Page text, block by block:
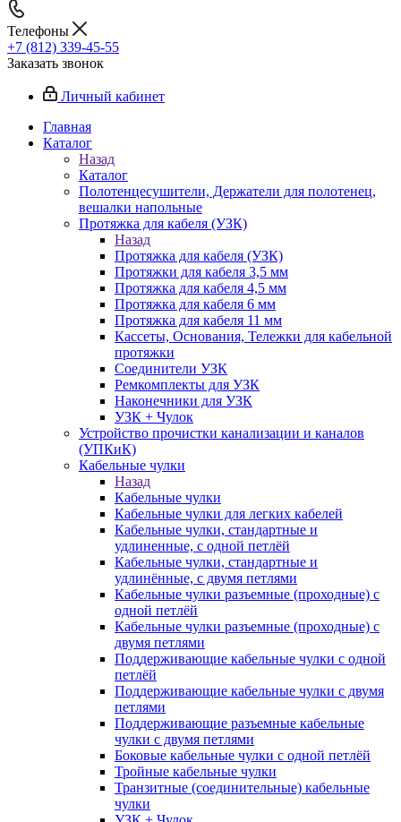
Телефоны
+7 (812) 339-45-55
Заказать звонок
Личный кабинет
Главная
Каталог
Назад
Каталог
Полотенцесушители, Держатели для полотенец,
вешалки напольные
Протяжка для кабеля (УЗК)
Назад
Протяжка для кабеля (УЗК)
Протяжки для кабеля 3,5 мм
Протяжка для кабеля 4,5 мм
Протяжка для кабеля 6 мм
Протяжка для кабеля 11 мм
Кассеты, Основания, Тележки для кабельной
протяжки
Соединители УЗК
Ремкомплекты для УЗК
Наконечники для УЗК
УЗК + Чулок
Устройство прочистки канализации и каналов
(УПКиК)
Кабельные чулки
Назад
Кабельные чулки
Кабельные чулки для легких кабелей
Кабельные чулки, стандартные и
удлиненные, с одной петлёй
Кабельные чулки, стандартные и
удлинённые, с двумя петлями
Кабельные чулки разъемные (проходные) с
одной петлёй
Кабельные чулки разъемные (проходные) с
двумя петлями
Поддерживающие кабельные чулки с одной
петлёй
Поддерживающие кабельные чулки с двумя
петлями
Поддерживающие разъемные кабельные
чулки с двумя петлями
Боковые кабельные чулки с одной петлёй
Тройные кабельные чулки
Транзитные (соединительные) кабельные
чулки